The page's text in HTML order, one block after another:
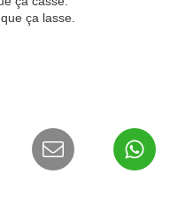
ça lasse.